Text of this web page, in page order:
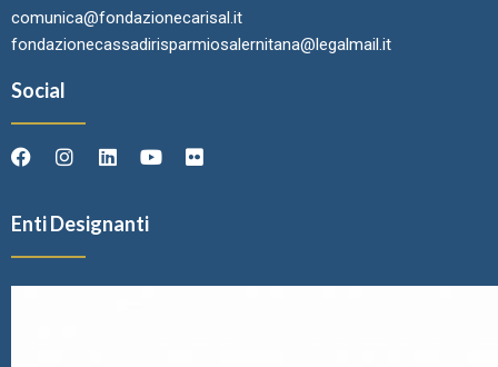
comunica@fondazionecarisal.it
fondazionecassadirisparmiosalernitana@legalmail.it
Social
Enti Designanti